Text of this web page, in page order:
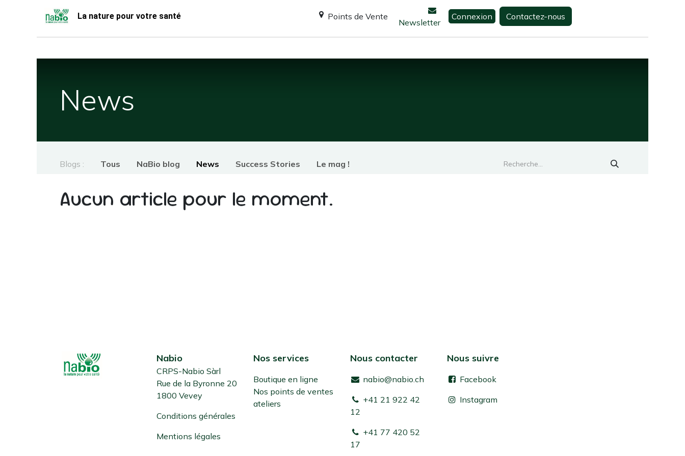
La nature pour votre santé Points de Vente
Newsletter
Connexion Contactez-nous
News
Blogs : Tous NaBio blog News Success Stories Le mag !
Aucun article pour le moment.
Nabio
CRPS-Nabio Sàrl
Rue de la Byronne 20
1800 Vevey
Conditions générales
Mentions légales
Nos services
Boutique en ligne
Nos points de ventes
ateliers
Nous contacter
nabio@nabio.ch
+41 21 922 42
12
+41 77 420 52
17
Nous suivre
Facebook
Instagram